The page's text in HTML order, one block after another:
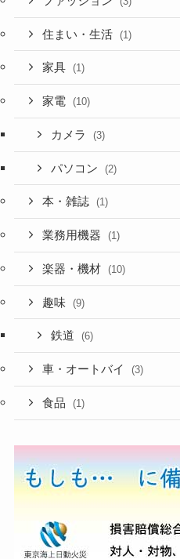
住まい・生活 (1)
家具 (1)
家電 (10)
カメラ (3)
パソコン (2)
本・雑誌 (1)
業務用機器 (1)
楽器・機材 (10)
趣味 (9)
鉄道 (6)
車・オートバイ (3)
食品 (1)